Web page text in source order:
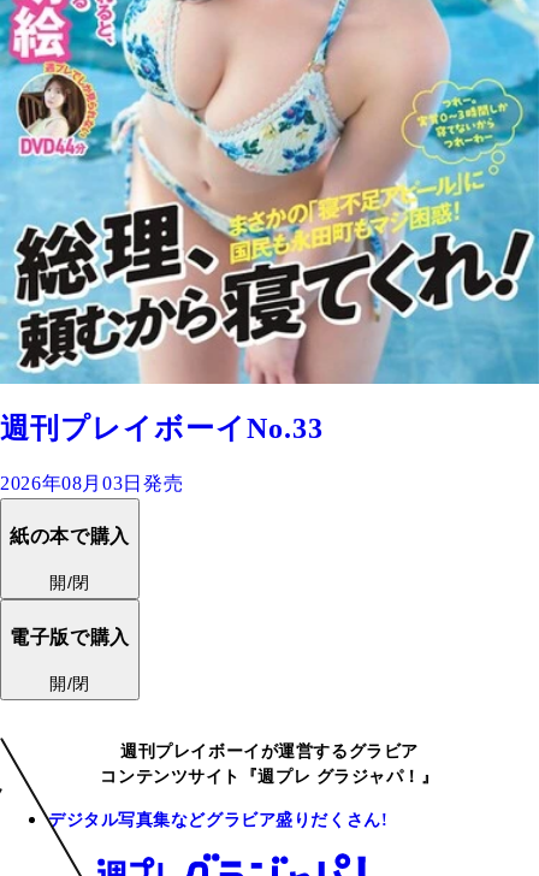
週刊プレイボーイNo.33
2026年08月03日発売
紙の本で購入
開/閉
電子版で購入
開/閉
週刊プレイボーイが運営するグラビア
コンテンツサイト『週プレ グラジャパ！』
デジタル写真集などグラビア盛りだくさん!